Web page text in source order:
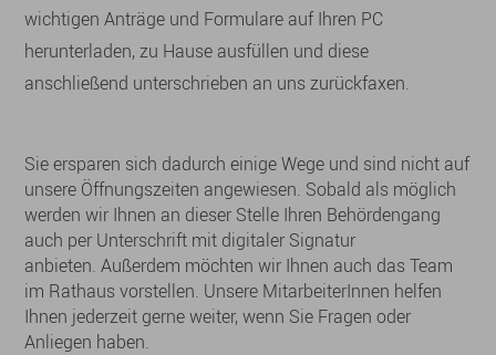
wichtigen Anträge und Formulare auf Ihren PC
herunterladen, zu Hause ausfüllen und diese
anschließend unterschrieben an uns zurückfaxen.
Sie ersparen sich dadurch einige Wege und sind nicht auf
unsere Öffnungszeiten angewiesen. Sobald als möglich
werden wir Ihnen an dieser Stelle Ihren Behördengang
auch per Unterschrift mit digitaler Signatur
anbieten. Außerdem möchten wir Ihnen auch das Team
im Rathaus vorstellen. Unsere MitarbeiterInnen helfen
Ihnen jederzeit gerne weiter, wenn Sie Fragen oder
Anliegen haben.